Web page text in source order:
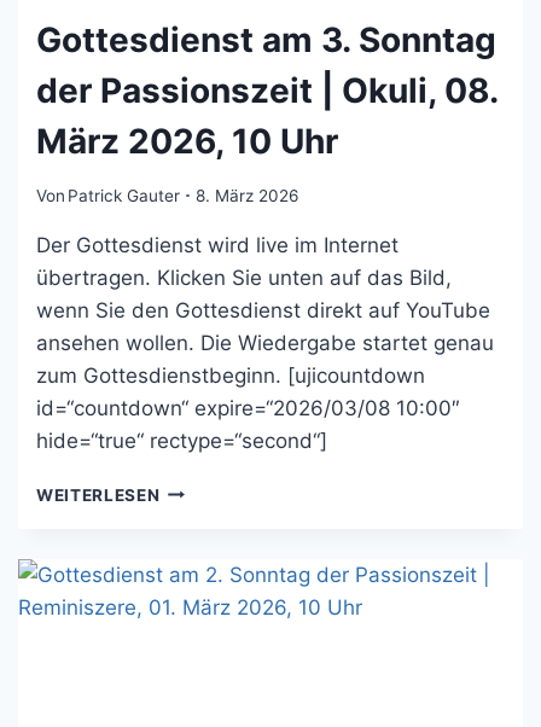
Gottesdienst am 3. Sonntag
der Passionszeit | Okuli, 08.
März 2026, 10 Uhr
Von Patrick Gauter 8. März 2026
Der Gottesdienst wird live im Internet
übertragen. Klicken Sie unten auf das Bild,
wenn Sie den Gottesdienst direkt auf YouTube
ansehen wollen. Die Wiedergabe startet genau
zum Gottesdienstbeginn. [ujicountdown
id=“countdown“ expire=“2026/03/08 10:00″
hide=“true“ rectype=“second“]
WEITERLESEN GOTTESDIENST
SONNTAG
PASSIONSZEIT